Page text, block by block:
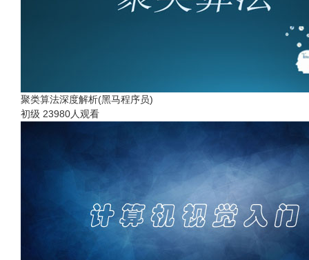
聚类算法深度解析(黑马程序员)
初级 23980人观看